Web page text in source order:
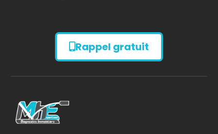
Diagnostic
AMIANTE
Rappel gratuit